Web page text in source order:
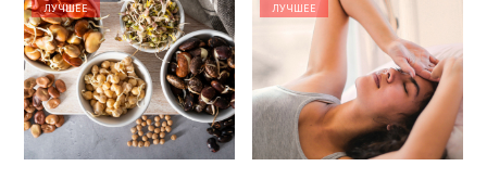
ЛУЧШЕЕ ЛУЧШЕЕ